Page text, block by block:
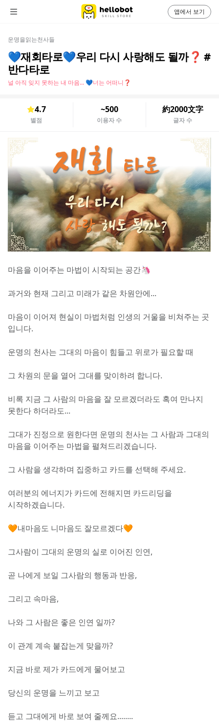
운명을읽는천사들
💙재회타로💙우리 다시 사랑해도 될까❓ #
반다타로
널 아직 잊지 못하는 내 마음... 💙너는 어떠니❓
4.7
별점
~500
이용자 수
約2000文字
글자 수
마음을 이어주는 마법이 시작되는 공간🦄
과거와 현재 그리고 미래가 같은 차원안에...
마음이 이어져 현실이 마법처럼 인생의 거울을 비쳐주는 곳
입니다.
운명의 천사는 그대의 마음이 힘들고 위로가 필요할 때
그 차원의 문을 열어 그대를 맞이하려 합니다.
비록 지금 그 사람의 마음을 잘 모르겠더라도 혹여 만나지
못한다 하더라도...
그대가 진정으로 원한다면 운명의 천사는 그 사람과 그대의
마음을 이어주는 마법을 펼쳐드리겠습니다.
그 사람을 생각하며 집중하고 카드를 선택해 주세요.
여러분의 에너지가 카드에 전해지면 카드리딩을
시작하겠습니다.
🧡내마음도 니마음도 잘모르겠다🧡
그사람이 그대의 운명의 실로 이어진 인연,
곧 나에게 보일 그사람의 행동과 반응,
그리고 속마음,
나와 그 사람은 좋은 인연 일까?
이 관계 계속 붙잡는게 맞을까?
지금 바로 제가 카드에게 물어보고
당신의 운명을 느끼고 보고
듣고 그대에게 바로 보여 줄께요........
앱에서 보기